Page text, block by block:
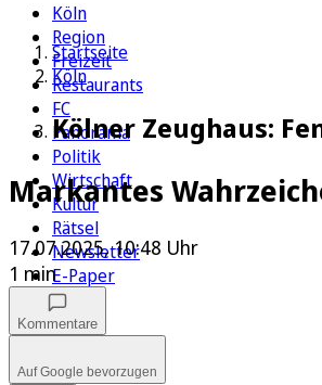
Köln
Region
Freizeit
Restaurants
FC
Panorama
Politik
Wirtschaft
Kultur
Rätsel
Newsletter
E-Paper
Startseite
Köln
Kölner Zeughaus:
Markantes
17.07.2025, 10:48 Uhr
1 min
Kommentare
Auf Google bevorzugen